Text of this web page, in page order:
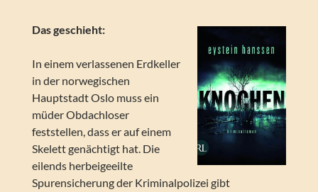
Das geschieht:
In einem verlassenen Erdkeller
in der norwegischen
Hauptstadt Oslo muss ein
müder Obdachloser
feststellen, dass er auf einem
Skelett genächtigt hat. Die
eilends herbeigeeilte
Spurensicherung der Kriminalpolizei gibt